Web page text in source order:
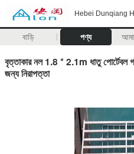
Hebei Dunqiang
বাড়ি পণ্য
বৃত্তাকার নল 1.8 * 2.1m ধাতু পোর্টেবল
জন্য নিরাপত্তা